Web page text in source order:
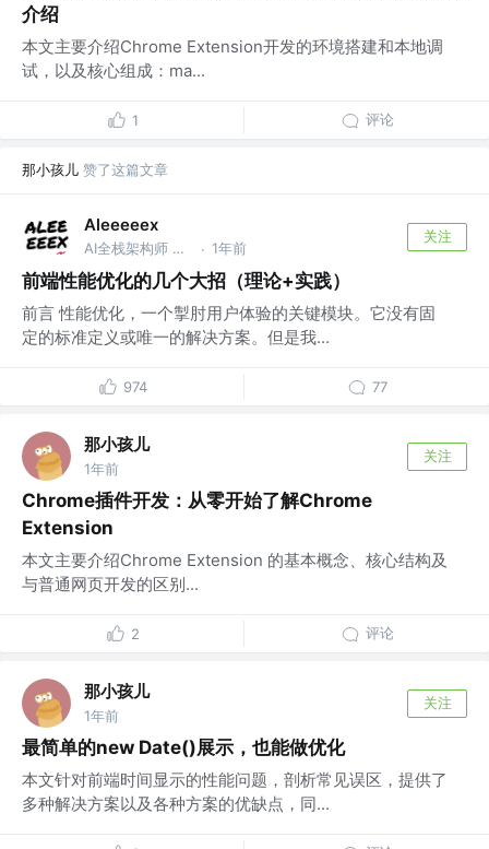
介绍
本文主要介绍Chrome Extension开发的环境搭建和本地调
试，以及核心组成：ma...
1 评论
那小孩儿 赞了这篇文章
Aleeeeex
AI全栈架构师 @唱唱X调 · 1年前
关注
前端性能优化的几个大招（理论+实践）
前言 性能优化，一个掣肘用户体验的关键模块。它没有固
定的标准定义或唯一的解决方案。但是我...
974 77
那小孩儿
1年前
关注
Chrome插件开发：从零开始了解Chrome
Extension
本文主要介绍Chrome Extension 的基本概念、核心结构及
与普通网页开发的区别...
2 评论
那小孩儿
1年前
关注
最简单的new Date()展示，也能做优化
本文针对前端时间显示的性能问题，剖析常见误区，提供了
多种解决方案以及各种方案的优缺点，同...